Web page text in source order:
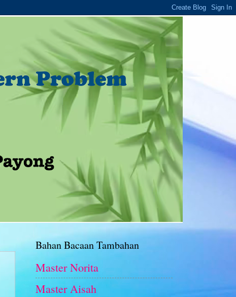
Bahan Bacaan Tambahan
Master Norita
Master Aisah